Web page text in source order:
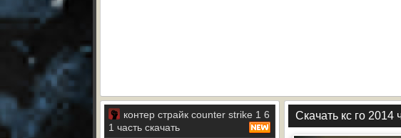
контер страйк counter strike 1 6
1 часть скачать
Скачать кс го 2014